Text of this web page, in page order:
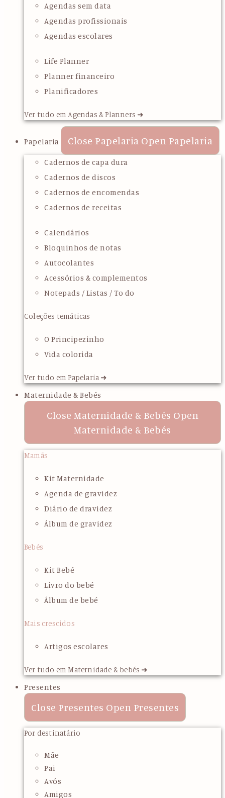
Agendas sem data
Agendas profissionais
Agendas escolares
Life Planner
Planner financeiro
Planificadores
Ver tudo em Agendas & Planners ➜
Papelaria Close Papelaria Open Papelaria
Cadernos de capa dura
Cadernos de discos
Cadernos de encomendas
Cadernos de receitas
Calendários
Bloquinhos de notas
Autocolantes
Acessórios & complementos
Notepads / Listas / To do
Coleções temáticas
O Principezinho
Vida colorida
Ver tudo em Papelaria ➜
Maternidade & Bebés
Close Maternidade & Bebés Open
Maternidade & Bebés
Mamãs
Kit Maternidade
Agenda de gravidez
Diário de dravidez
Álbum de gravidez
Bebés
Kit Bebé
Livro do bebé
Álbum de bebé
Mais crescidos
Artigos escolares
Ver tudo em Maternidade & bebés ➜
Presentes
Close Presentes Open Presentes
Por destinatário
Mãe
Pai
Avós
Amigos